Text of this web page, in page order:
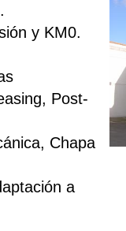
y KM0.
Post-
Chapa
a